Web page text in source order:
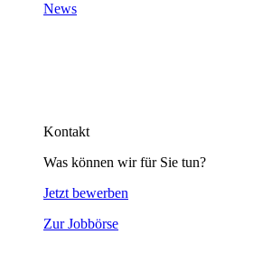
News
Kontakt
Was können wir für Sie tun?
Jetzt bewerben
Zur Jobbörse